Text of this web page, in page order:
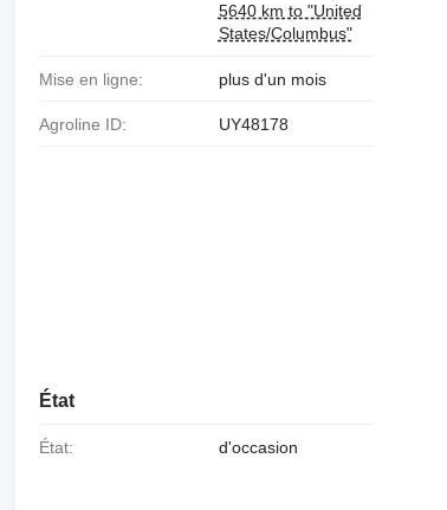
5640 km to "United
States/Columbus"
Mise en ligne: plus d'un mois
Agroline ID: UY48178
État
État: d'occasion